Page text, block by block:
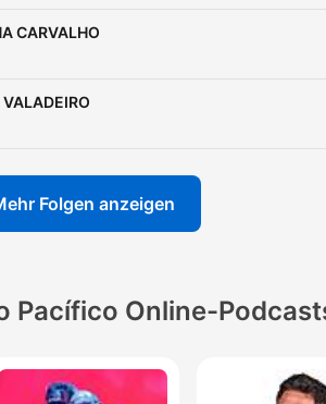
CARVALHO
Folgen anzeigen
Pacífico Online-